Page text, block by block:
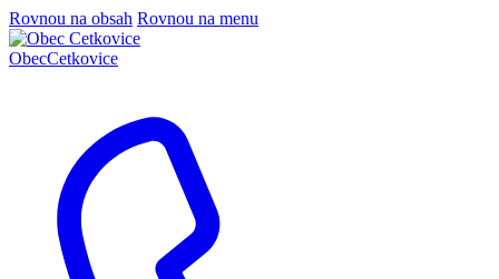
Rovnou na obsah Rovnou na menu
ObecCetkovice